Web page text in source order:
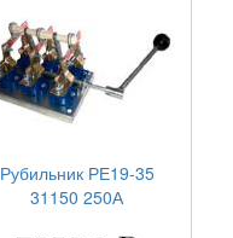
Рубильник РЕ19-35
31150 250А